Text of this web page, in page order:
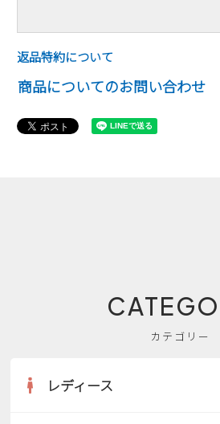
返品特約について
商品についてのお問い合わせ
カテゴリー
レディース